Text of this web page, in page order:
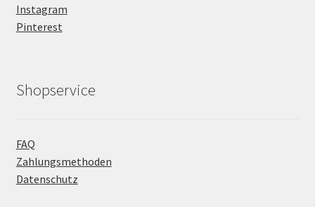
Instagram
Pinterest
Shopservice
FAQ
Zahlungsmethoden
Datenschutz